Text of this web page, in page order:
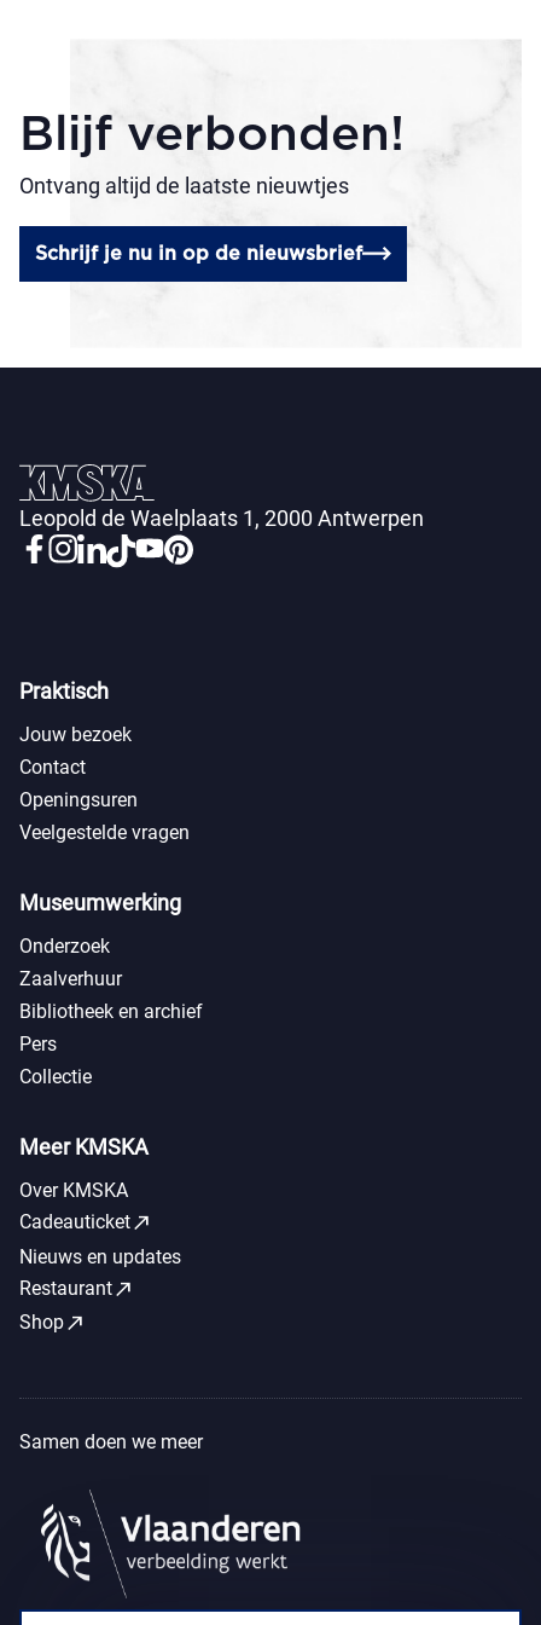
Blijf verbonden!
Ontvang altijd de laatste nieuwtjes
Schrijf je nu in op de nieuwsbrief
Leopold de Waelplaats 1, 2000 Antwerpen
Praktisch
Jouw bezoek
Contact
Openingsuren
Veelgestelde vragen
Museumwerking
Onderzoek
Zaalverhuur
Bibliotheek en archief
Pers
Collectie
Meer KMSKA
Over KMSKA
Cadeauticketcall_made
Nieuws en updates
Restaurantcall_made
Shopcall_made
Samen doen we meer